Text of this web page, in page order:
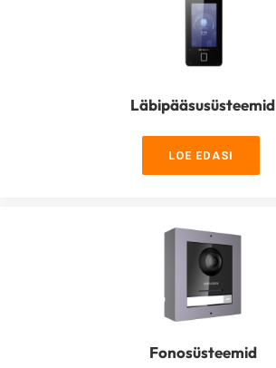
Läbipääsusüsteemid
LOE EDASI
Fonosüsteemid